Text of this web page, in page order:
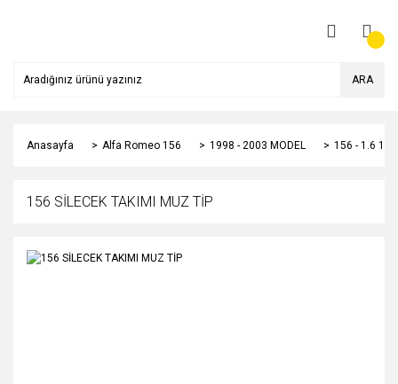
ARA
Anasayfa Alfa Romeo 156 1998 - 2003 MODEL 156 - 1.6
156 SİLECEK TAKIMI MUZ TİP